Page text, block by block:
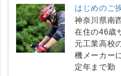
はじめのご
神奈川県南
在住の46歳
元工業高校
機メーカー
定年まで勤